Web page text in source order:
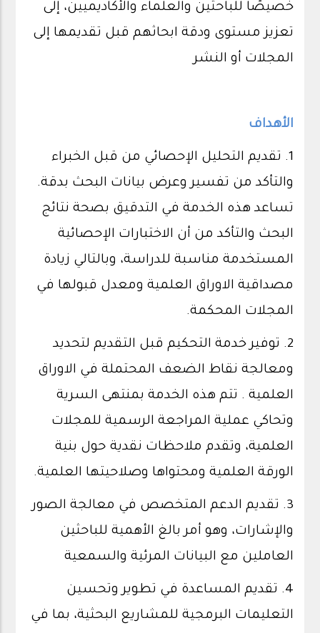
خصيصًا للباحثين والعلماء والأكاديميين، إلى
تعزيز مستوى ودقة ابحاثهم قبل تقديمها إلى
المجلات أو النشر
الأهداف
1. تقديم التحليل الإحصائي من قبل الخبراء
والتأكد من تفسير وعرض بيانات البحث بدقة.
تساعد هذه الخدمة في التدقيق بصحة نتائج
البحث والتأكد من أن الاختبارات الإحصائية
المستخدمة مناسبة للدراسة، وبالتالي زيادة
مصداقية الاوراق العلمية ومعدل قبولها في
المجلات المحكمة.
2. توفير خدمة التحكيم قبل التقديم لتحديد
ومعالجة نقاط الضعف المحتملة في الاوراق
العلمية . تتم هذه الخدمة بمنتهى السرية
وتحاكي عملية المراجعة الرسمية للمجلات
العلمية، وتقدم ملاحظات نقدية حول بنية
الورقة العلمية ومحتواها وصلاحيتها العلمية.
3. تقديم الدعم المتخصص في معالجة الصور
والإشارات، وهو أمر بالغ الأهمية للباحثين
العاملين مع البيانات المرئية والسمعية
4. تقديم المساعدة في تطوير وتحسين
التعليمات البرمجية للمشاريع البحثية، بما في